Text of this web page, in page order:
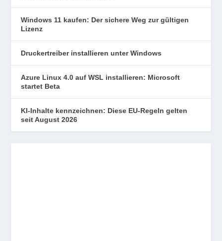
Windows 11 kaufen: Der sichere Weg zur gültigen
Lizenz
Druckertreiber installieren unter Windows
Azure Linux 4.0 auf WSL installieren: Microsoft
startet Beta
KI-Inhalte kennzeichnen: Diese EU-Regeln gelten
seit August 2026